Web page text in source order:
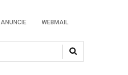
ANUNCIE WEBMAIL